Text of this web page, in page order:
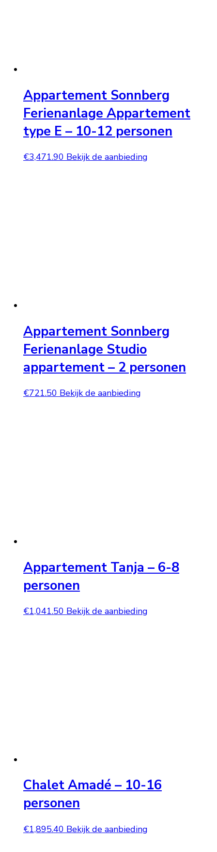
Appartement Sonnberg
Ferienanlage Appartement
type E – 10-12 personen
€3,471.90 Bekijk de aanbieding
Appartement Sonnberg
Ferienanlage Studio
appartement – 2 personen
€721.50 Bekijk de aanbieding
Appartement Tanja – 6-8
personen
€1,041.50 Bekijk de aanbieding
Chalet Amadé – 10-16
personen
€1,895.40 Bekijk de aanbieding